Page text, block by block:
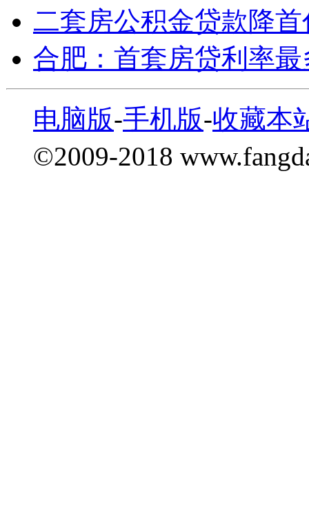
二套房公积金贷款降
合肥：首套房贷利率
电脑版-手机版-收藏本
©2009-2018